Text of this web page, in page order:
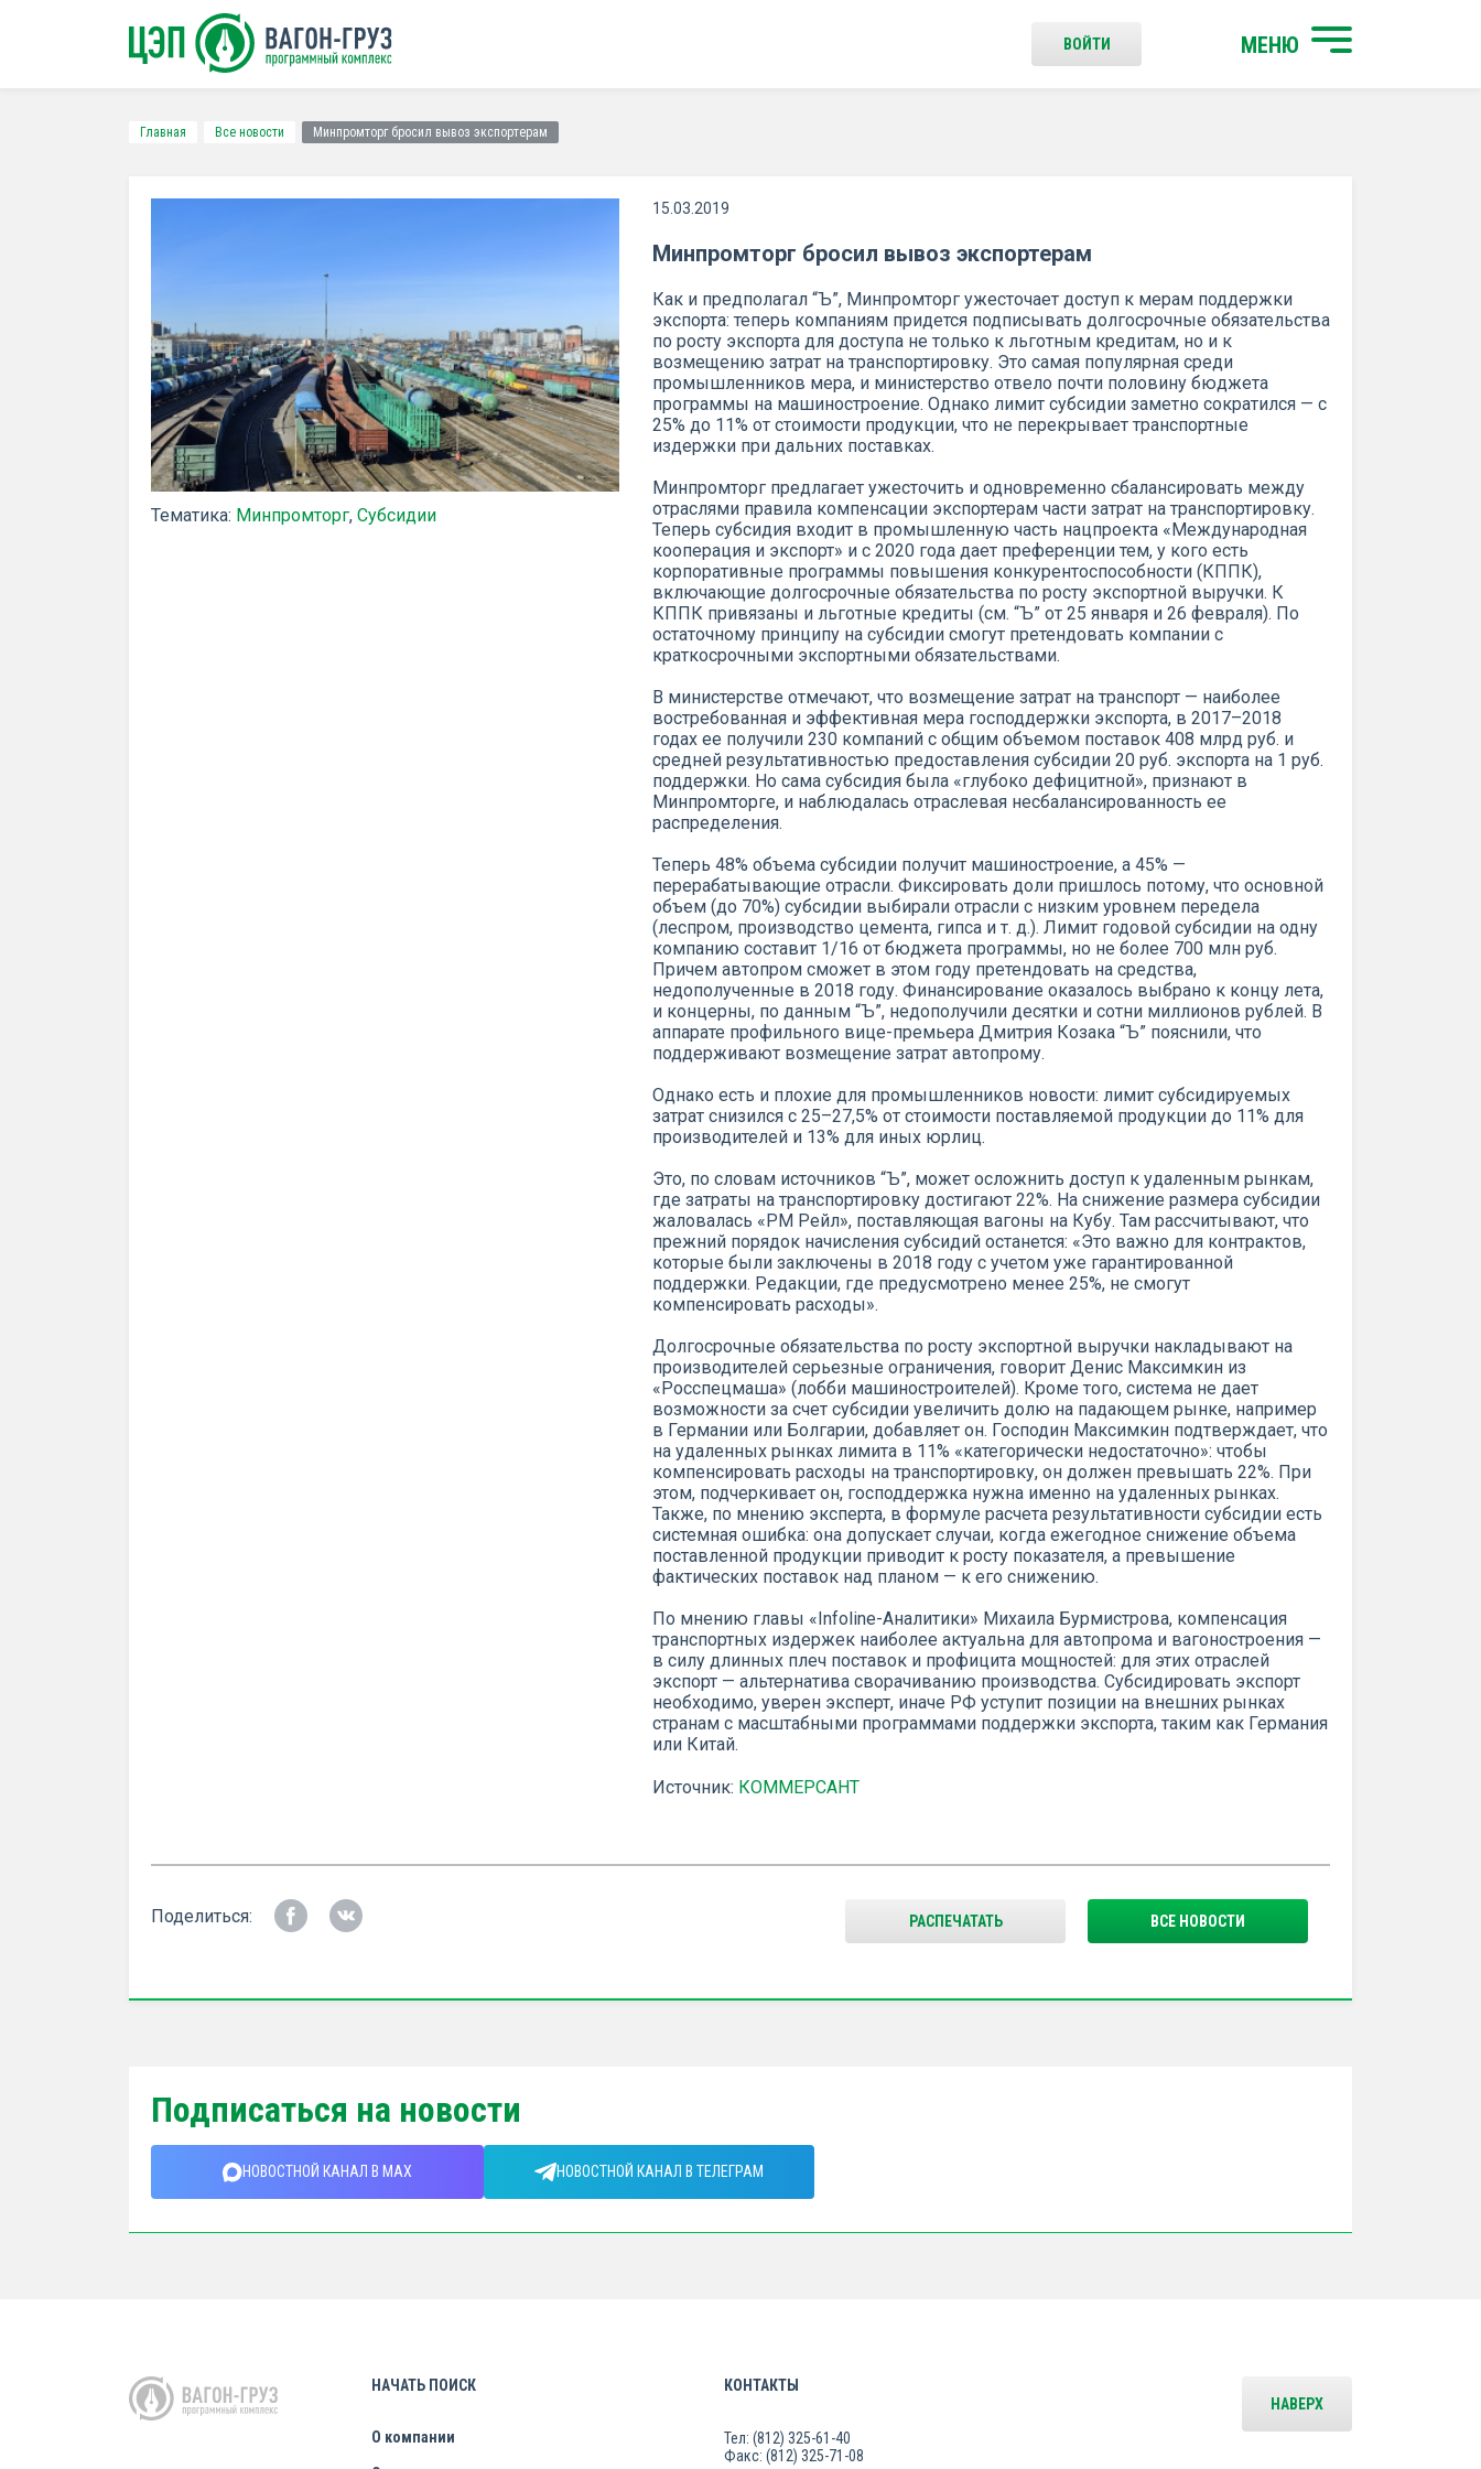
МЕНЮ
ВОЙТИ
Главная Все новости Минпромторг бросил вывоз экспортерам
Тематика: Минпромторг, Субсидии
15.03.2019
Минпромторг бросил вывоз экспортерам
Как и предполагал “Ъ”, Минпромторг ужесточает доступ к мерам поддержки
экспорта: теперь компаниям придется подписывать долгосрочные обязательства
по росту экспорта для доступа не только к льготным кредитам, но и к
возмещению затрат на транспортировку. Это самая популярная среди
промышленников мера, и министерство отвело почти половину бюджета
программы на машиностроение. Однако лимит субсидии заметно сократился — с
25% до 11% от стоимости продукции, что не перекрывает транспортные
издержки при дальних поставках.
Минпромторг предлагает ужесточить и одновременно сбалансировать между
отраслями правила компенсации экспортерам части затрат на транспортировку.
Теперь субсидия входит в промышленную часть нацпроекта «Международная
кооперация и экспорт» и с 2020 года дает преференции тем, у кого есть
корпоративные программы повышения конкурентоспособности (КППК),
включающие долгосрочные обязательства по росту экспортной выручки. К
КППК привязаны и льготные кредиты (см. “Ъ” от 25 января и 26 февраля). По
остаточному принципу на субсидии смогут претендовать компании с
краткосрочными экспортными обязательствами.
В министерстве отмечают, что возмещение затрат на транспорт — наиболее
востребованная и эффективная мера господдержки экспорта, в 2017–2018
годах ее получили 230 компаний с общим объемом поставок 408 млрд руб. и
средней результативностью предоставления субсидии 20 руб. экспорта на 1 руб.
поддержки. Но сама субсидия была «глубоко дефицитной», признают в
Минпромторге, и наблюдалась отраслевая несбалансированность ее
распределения.
Теперь 48% объема субсидии получит машиностроение, а 45% —
перерабатывающие отрасли. Фиксировать доли пришлось потому, что основной
объем (до 70%) субсидии выбирали отрасли с низким уровнем передела
(леспром, производство цемента, гипса и т. д.). Лимит годовой субсидии на одну
компанию составит 1/16 от бюджета программы, но не более 700 млн руб.
Причем автопром сможет в этом году претендовать на средства,
недополученные в 2018 году. Финансирование оказалось выбрано к концу лета,
и концерны, по данным “Ъ”, недополучили десятки и сотни миллионов рублей. В
аппарате профильного вице-премьера Дмитрия Козака “Ъ” пояснили, что
поддерживают возмещение затрат автопрому.
Однако есть и плохие для промышленников новости: лимит субсидируемых
затрат снизился с 25–27,5% от стоимости поставляемой продукции до 11% для
производителей и 13% для иных юрлиц.
Это, по словам источников “Ъ”, может осложнить доступ к удаленным рынкам,
где затраты на транспортировку достигают 22%. На снижение размера субсидии
жаловалась «РМ Рейл», поставляющая вагоны на Кубу. Там рассчитывают, что
прежний порядок начисления субсидий останется: «Это важно для контрактов,
которые были заключены в 2018 году с учетом уже гарантированной
поддержки. Редакции, где предусмотрено менее 25%, не смогут
компенсировать расходы».
Долгосрочные обязательства по росту экспортной выручки накладывают на
производителей серьезные ограничения, говорит Денис Максимкин из
«Росспецмаша» (лобби машиностроителей). Кроме того, система не дает
возможности за счет субсидии увеличить долю на падающем рынке, например
в Германии или Болгарии, добавляет он. Господин Максимкин подтверждает, что
на удаленных рынках лимита в 11% «категорически недостаточно»: чтобы
компенсировать расходы на транспортировку, он должен превышать 22%. При
этом, подчеркивает он, господдержка нужна именно на удаленных рынках.
Также, по мнению эксперта, в формуле расчета результативности субсидии есть
системная ошибка: она допускает случаи, когда ежегодное снижение объема
поставленной продукции приводит к росту показателя, а превышение
фактических поставок над планом — к его снижению.
По мнению главы «Infoline-Аналитики» Михаила Бурмистрова, компенсация
транспортных издержек наиболее актуальна для автопрома и вагоностроения —
в силу длинных плеч поставок и профицита мощностей: для этих отраслей
экспорт — альтернатива сворачиванию производства. Субсидировать экспорт
необходимо, уверен эксперт, иначе РФ уступит позиции на внешних рынках
странам с масштабными программами поддержки экспорта, таким как Германия
или Китай.
Источник: КОММЕРСАНТ
Поделиться: ВСЕ НОВОСТИ
РАСПЕЧАТАТЬ
Подписаться на новости
НОВОСТНОЙ КАНАЛ В MAX НОВОСТНОЙ КАНАЛ В ТЕЛЕГРАМ
НАЧАТЬ ПОИСК
О компании
КОНТАКТЫ
Тел: (812) 325-61-40
Факс: (812) 325-71-08
НАВЕРХ